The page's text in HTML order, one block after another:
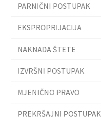
PARNIČNI POSTUPAK
EKSPROPRIJACIJA
NAKNADA ŠTETE
IZVRŠNI POSTUPAK
MJENIČNO PRAVO
PREKRŠAJNI POSTUPAK